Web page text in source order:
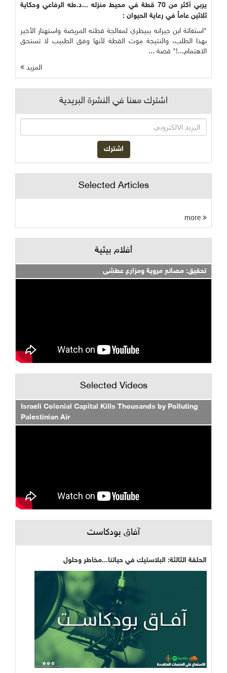
يربي أكثر من 70 قطة في محيط منزله ...د.طه الرفاعي وحكاية
ثلاثين عاماً في رعاية الحيوان :
"استغاثة ابن جيرانه ببيطري لمعالجة قطته المريضة واستهتار الأخير
بهذا الطلب، والنتيجة موت القطة لأنها وفق الطبيب لا تستحق
الاهتمام...!" قصة ...
المزيد
اشترك معنا في النشرة البريدية
Selected Articles
أفلام بيئية
تحقيق: مصانع مروية ومزارع عطشى
Selected Videos
Israeli Colonial Capital Kills Thousands by Polluting
Palestinian Air
آفاق بودكاست
الحلقة الثالثة: البلاستيك في حياتنا...مخاطر وحلول